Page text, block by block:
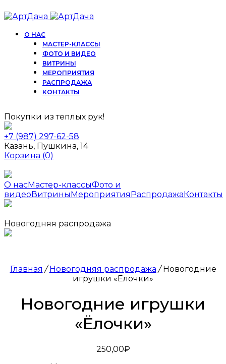
О НАС
МАСТЕР-КЛАССЫ
ФОТО И ВИДЕО
ВИТРИНЫ
МЕРОПРИЯТИЯ
РАСПРОДАЖА
КОНТАКТЫ
Покупки из теплых рук!
+7 (987) 297-62-58
Казань, Пушкина, 14
Корзина (0)
О насМастер-классыФото и
видеоВитриныМероприятияРаспродажаКонтакты
Новогодняя распродажа
Главная / Новогодняя распродажа /Новогодние
игрушки «Ёлочки»
Новогодние игрушки
«Ёлочки»
250,00₽